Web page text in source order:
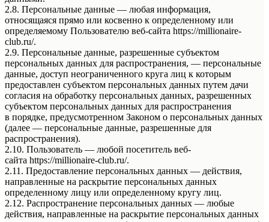
2.8. Персональные данные — любая информация,
относящаяся прямо или косвенно к определенному или
определяемому Пользователю веб-сайта https://millionaire-
club.ru/.
2.9. Персональные данные, разрешенные субъектом
персональных данных для распространения, — персональные
данные, доступ неограниченного круга лиц к которым
предоставлен субъектом персональных данных путем дачи
согласия на обработку персональных данных, разрешенных
субъектом персональных данных для распространения
в порядке, предусмотренном Законом о персональных данных
(далее — персональные данные, разрешенные для
распространения).
2.10. Пользователь — любой посетитель веб-
сайта https://millionaire-club.ru/.
2.11. Предоставление персональных данных — действия,
направленные на раскрытие персональных данных
определенному лицу или определенному кругу лиц.
2.12. Распространение персональных данных — любые
действия, направленные на раскрытие персональных данных